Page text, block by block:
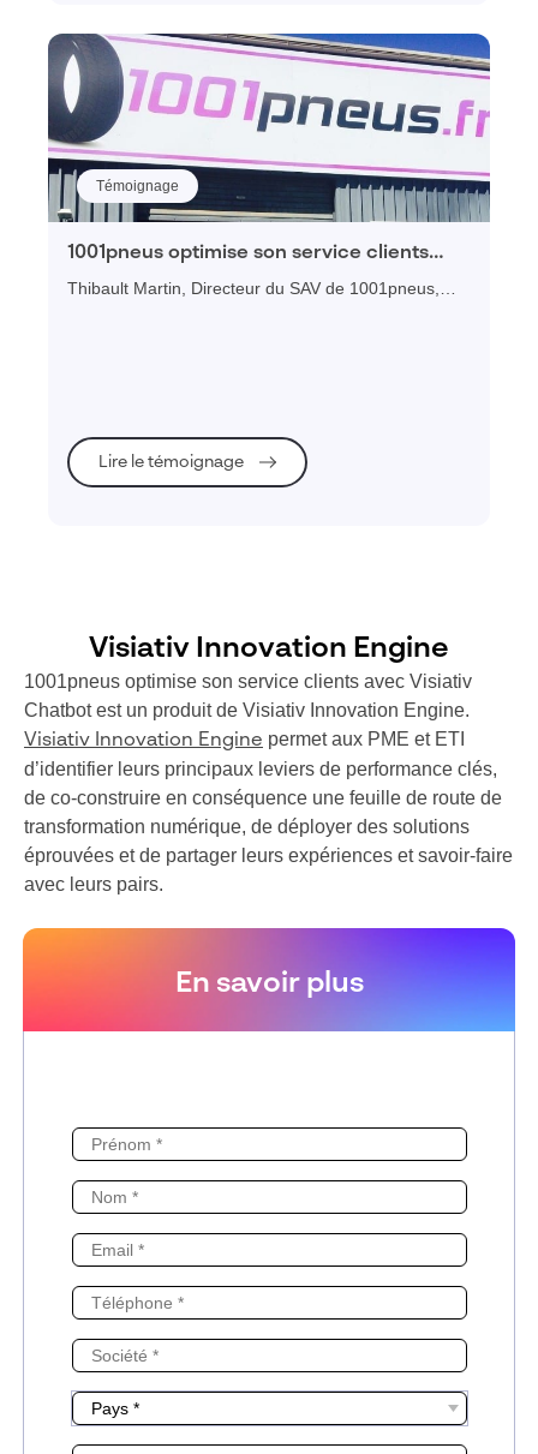
Témoignage
1001pneus optimise son service clients
avec Visiativ Chatbot
Thibault Martin, Directeur du SAV de 1001pneus,
Lire le témoignage
Visiativ Innovation Engine
1001pneus optimise son service clients avec Visiativ
Chatbot est un produit de Visiativ Innovation Engine.
Visiativ Innovation Engine permet aux PME et ETI
d’identifier leurs principaux leviers de performance clés,
de co-construire en conséquence une feuille de route de
transformation numérique, de déployer des solutions
éprouvées et de partager leurs expériences et savoir-faire
avec leurs pairs.
En savoir plus